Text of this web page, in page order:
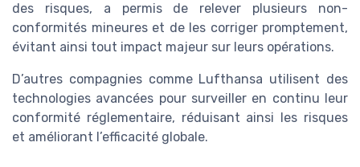
des risques, a permis de relever plusieurs non-
conformités mineures et de les corriger promptement,
évitant ainsi tout impact majeur sur leurs opérations.
D’autres compagnies comme Lufthansa utilisent des
technologies avancées pour surveiller en continu leur
conformité réglementaire, réduisant ainsi les risques
et améliorant l’efficacité globale.